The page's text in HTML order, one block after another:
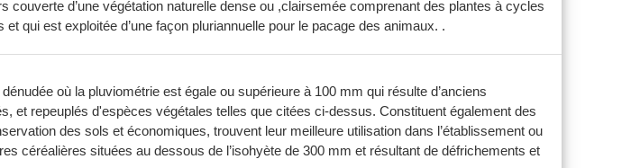
d’une végétation naturelle dense ou ,clairsemée comprenant des plantes à cycles
qui est exploitée d’une façon pluriannuelle pour le pacage des animaux. .
où la pluviométrie est égale ou supérieure à 100 mm qui résulte d’anciens
et repeuplés d'espèces végétales telles que citées ci-dessus. Constituent également des
des sols et économiques, trouvent leur meilleure utilisation dans l’établissement ou
céréalières situées au dessous de l’isohyète de 300 mm et résultant de défrichements et